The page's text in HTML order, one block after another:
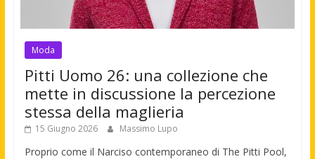
Moda
Pitti Uomo 26: una collezione che
mette in discussione la percezione
stessa della maglieria
15 Giugno 2026 Massimo Lupo
Proprio come il Narciso contemporaneo di The Pitti Pool,